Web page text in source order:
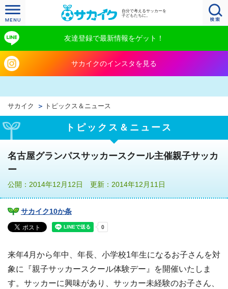
自分で考えるサッカーを
子どもたちに。
友達登録で最新情報をゲット！
サカイクのインスタを見る
サカイク トピックス＆ニュース
トピックス＆ニュース
名古屋グランパスサッカースクール主催親子サッカ
ー
公開：2014年12月12日 更新：2014年12月11日
サカイク10か条
来年4月から年中、年長、小学校1年生になるお子さんを対
象に『親子サッカースクール体験デー』を開催いたしま
す。サッカーに興味があり、サッカー未経験のお子さん、